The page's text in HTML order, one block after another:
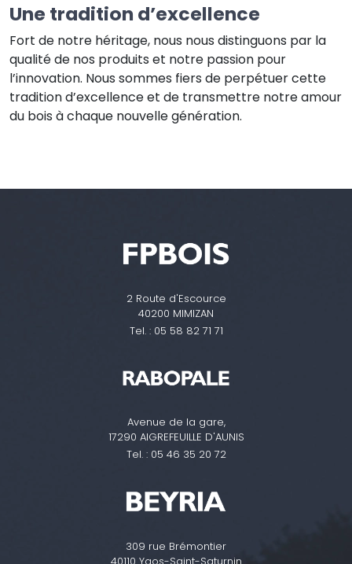
Une tradition d’excellence
Fort de notre héritage, nous nous distinguons par la
qualité de nos produits et notre passion pour
l’innovation. Nous sommes fiers de perpétuer cette
tradition d’excellence et de transmettre notre amour
du bois à chaque nouvelle génération.
2 Route d'Escource
40200 MIMIZAN
Tel. : 05 58 82 71 71
Avenue de la gare,
17290 AIGREFEUILLE D'AUNIS
Tel. : 05 46 35 20 72
309 rue Brémontier
40110 Ygos-Saint-Saturnin